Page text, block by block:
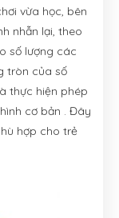
vừa học, bên
nhẫn lại, theo
số lượng các
tròn của số
thực hiện phép
cơ bản . Đây
hợp cho trẻ